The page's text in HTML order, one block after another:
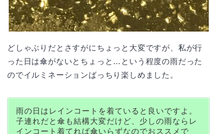
どしゃぶりだとさすがにちょっと大変ですが、私が行
った日は傘がないとちょっと…という程度の雨だった
のでイルミネーションばっちり楽しめました。
雨の日はレインコートを着ていると良いですよ。
子連れだと傘も結構大変だけど、少しの雨ならレ
インコート着てれば傘いらずなのでおススメで